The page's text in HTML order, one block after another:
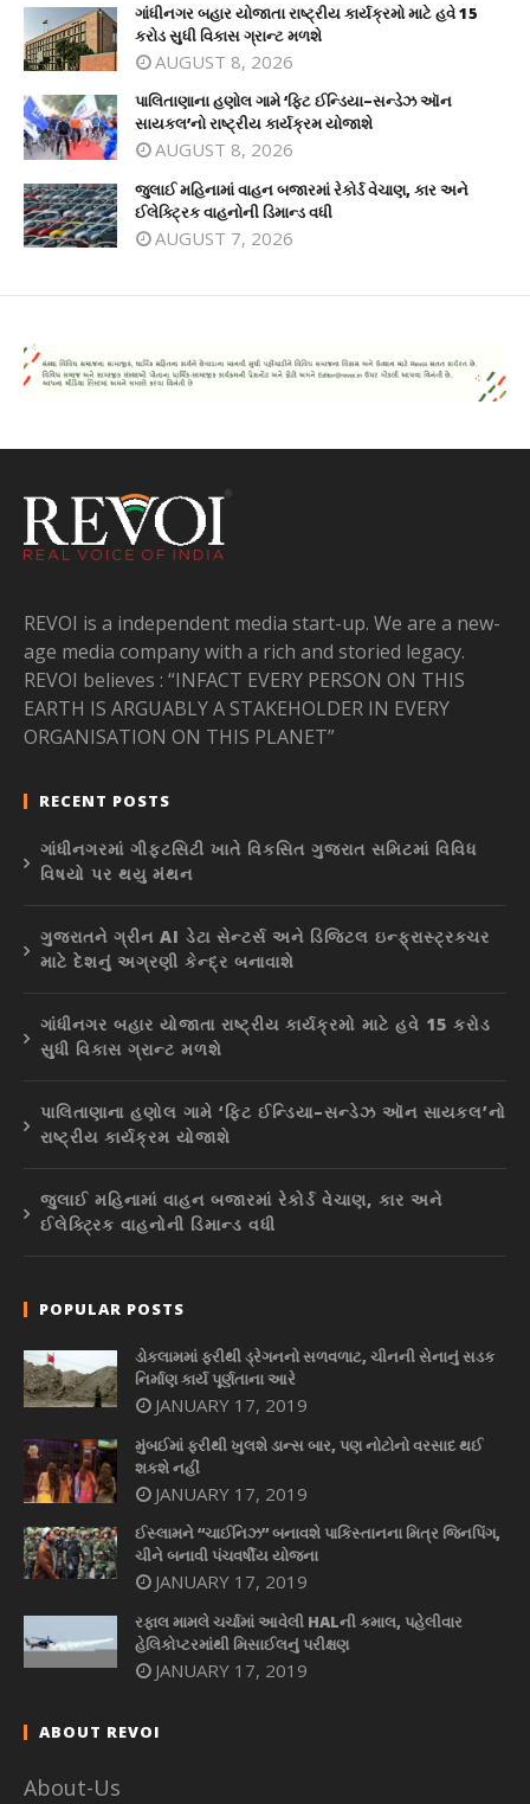
ગાંધીનગર બહાર યોજાતા રાષ્ટ્રીય કાર્યક્રમો માટે હવે 15
કરોડ સુધી વિકાસ ગ્રાન્ટ મળશે
AUGUST 8, 2026
પાલિતાણાના હણોલ ગામે ‘ફિટ ઈન્ડિયા–સન્ડેઝ ઑન
સાયકલ’નો રાષ્ટ્રીય કાર્યક્રમ યોજાશે
AUGUST 8, 2026
જુલાઈ મહિનામાં વાહન બજારમાં રેકોર્ડ વેચાણ, કાર અને
ઈલેક્ટ્રિક વાહનોની ડિમાન્ડ વધી
AUGUST 7, 2026
REVOI is a independent media start-up. We are a new-
age media company with a rich and storied legacy.
REVOI believes : “INFACT EVERY PERSON ON THIS
EARTH IS ARGUABLY A STAKEHOLDER IN EVERY
ORGANISATION ON THIS PLANET”
RECENT POSTS
ગાંધીનગરમાં ગીફ્ટસિટી ખાતે વિકસિત ગુજરાત સમિટમાં વિવિધ
વિષયો પર થયુ મંથન
ગુજરાતને ગ્રીન AI ડેટા સેન્ટર્સ અને ડિજિટલ ઇન્ફ્રાસ્ટ્રક્ચર
માટે દેશનું અગ્રણી કેન્દ્ર બનાવાશે
ગાંધીનગર બહાર યોજાતા રાષ્ટ્રીય કાર્યક્રમો માટે હવે 15 કરોડ
સુધી વિકાસ ગ્રાન્ટ મળશે
પાલિતાણાના હણોલ ગામે ‘ફિટ ઈન્ડિયા–સન્ડેઝ ઑન સાયકલ’નો
રાષ્ટ્રીય કાર્યક્રમ યોજાશે
જુલાઈ મહિનામાં વાહન બજારમાં રેકોર્ડ વેચાણ, કાર અને
ઈલેક્ટ્રિક વાહનોની ડિમાન્ડ વધી
POPULAR POSTS
ડોકલામમાં ફરીથી ડ્રેગનનો સળવળાટ, ચીનની સેનાનું સડક
નિર્માણ કાર્ય પૂર્ણતાના આરે
JANUARY 17, 2019
મુંબઈમાં ફરીથી ખુલશે ડાન્સ બાર, પણ નોટોનો વરસાદ થઈ
શકશે નહીં
JANUARY 17, 2019
ઈસ્લામને “ચાઈનિઝ” બનાવશે પાકિસ્તાનના મિત્ર જિનપિંગ,
ચીને બનાવી પંચવર્ષીય યોજના
JANUARY 17, 2019
રફાલ મામલે ચર્ચામાં આવેલી HALની કમાલ, પહેલીવાર
હેલિકોપ્ટરમાંથી મિસાઈલનું પરીક્ષણ
JANUARY 17, 2019
ABOUT REVOI
About-Us